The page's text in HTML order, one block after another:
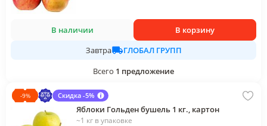
В наличии
В корзину
Завтра
ГЛОБАЛ ГРУПП
Всего 1 предложение
-9% Скидка -5%
Яблоки Гольден бушель 1 кг., картон
~1 кг в упаковке